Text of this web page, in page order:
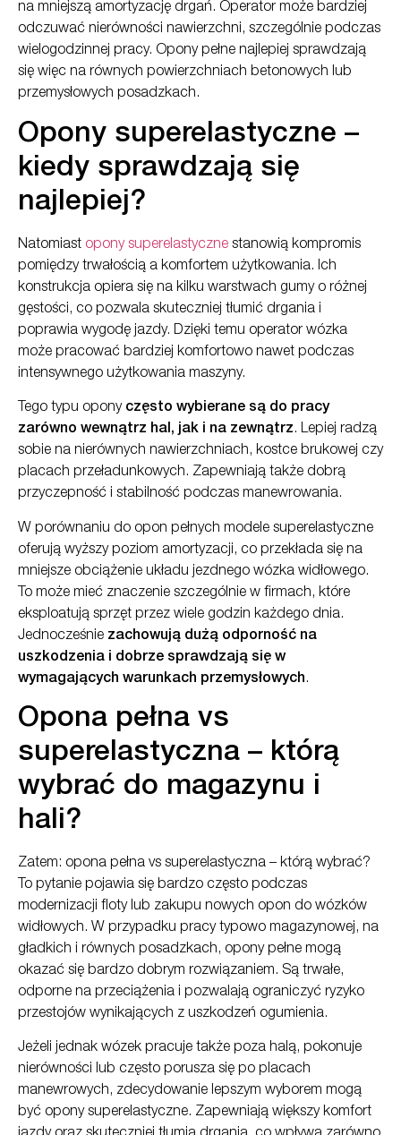
na mniejszą amortyzację drgań. Operator może bardziej
odczuwać nierówności nawierzchni, szczególnie podczas
wielogodzinnej pracy. Opony pełne najlepiej sprawdzają
się więc na równych powierzchniach betonowych lub
przemysłowych posadzkach.
Opony superelastyczne –
kiedy sprawdzają się
najlepiej?
Natomiast opony superelastyczne stanowią kompromis
pomiędzy trwałością a komfortem użytkowania. Ich
konstrukcja opiera się na kilku warstwach gumy o różnej
gęstości, co pozwala skuteczniej tłumić drgania i
poprawia wygodę jazdy. Dzięki temu operator wózka
może pracować bardziej komfortowo nawet podczas
intensywnego użytkowania maszyny.
Tego typu opony często wybierane są do pracy
zarówno wewnątrz hal, jak i na zewnątrz. Lepiej radzą
sobie na nierównych nawierzchniach, kostce brukowej czy
placach przeładunkowych. Zapewniają także dobrą
przyczepność i stabilność podczas manewrowania.
W porównaniu do opon pełnych modele superelastyczne
oferują wyższy poziom amortyzacji, co przekłada się na
mniejsze obciążenie układu jezdnego wózka widłowego.
To może mieć znaczenie szczególnie w firmach, które
eksploatują sprzęt przez wiele godzin każdego dnia.
Jednocześnie zachowują dużą odporność na
uszkodzenia i dobrze sprawdzają się w
wymagających warunkach przemysłowych.
Opona pełna vs
superelastyczna – którą
wybrać do magazynu i
hali?
Zatem: opona pełna vs superelastyczna – którą wybrać?
To pytanie pojawia się bardzo często podczas
modernizacji floty lub zakupu nowych opon do wózków
widłowych. W przypadku pracy typowo magazynowej, na
gładkich i równych posadzkach, opony pełne mogą
okazać się bardzo dobrym rozwiązaniem. Są trwałe,
odporne na przeciążenia i pozwalają ograniczyć ryzyko
przestojów wynikających z uszkodzeń ogumienia.
Jeżeli jednak wózek pracuje także poza halą, pokonuje
nierówności lub często porusza się po placach
manewrowych, zdecydowanie lepszym wyborem mogą
być opony superelastyczne. Zapewniają większy komfort